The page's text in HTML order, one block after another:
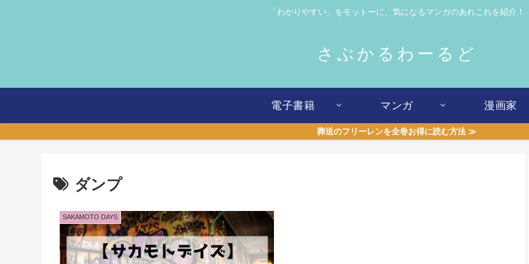
「わかりやすい」をモットーに、気になるマンガのあれこれを紹介！
さぶかるわーるど
電子書籍 マンガ 漫画家
葬送のフリーレンを全巻お得に読む方法 ≫
ダンプ
SAKAMOTO DAYS